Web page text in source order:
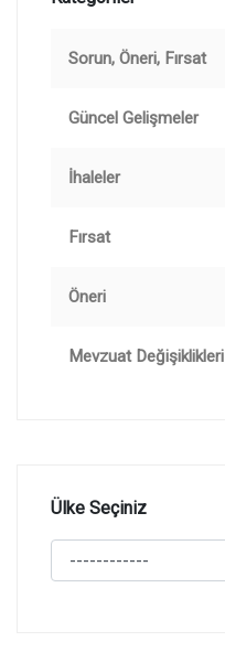
Sorun, Öneri, Fırsat
Güncel Gelişmeler
İhaleler
Fırsat
Öneri
Mevzuat Değişiklikleri
Ülke Seçiniz